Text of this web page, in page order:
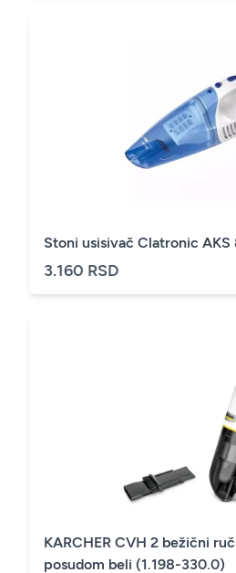
Stoni usisivač Clatronic AKS
3.160 RSD
KARCHER CVH 2 bežični
posudom beli (1.198-330.0)